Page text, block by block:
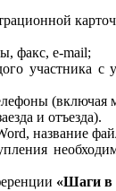
факс, e-mail;
участника
и отъезда).
название
«Шаги в